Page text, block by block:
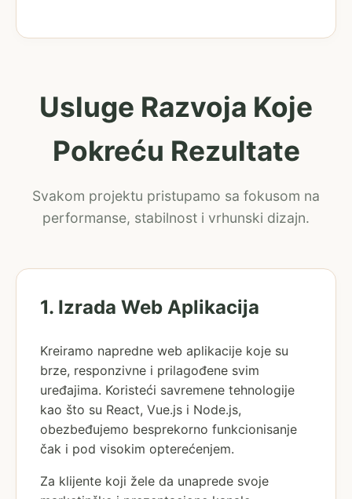
Usluge Razvoja Koje
Pokreću Rezultate
Svakom projektu pristupamo sa fokusom na
performanse, stabilnost i vrhunski dizajn.
1. Izrada Web Aplikacija
Kreiramo napredne web aplikacije koje su
brze, responzivne i prilagođene svim
uređajima. Koristeći savremene tehnologije
kao što su React, Vue.js i Node.js,
obezbeđujemo besprekorno funkcionisanje
čak i pod visokim opterećenjem.
Za klijente koji žele da unaprede svoje